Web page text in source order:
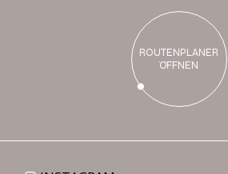
i un
ROUTENPLANER
ÖFFNEN